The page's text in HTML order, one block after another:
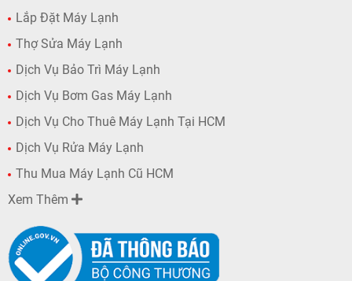
Lắp Đặt Máy Lạnh
Thợ Sửa Máy Lạnh
Dịch Vụ Bảo Trì Máy Lạnh
Dịch Vụ Bơm Gas Máy Lạnh
Dịch Vụ Cho Thuê Máy Lạnh Tại HCM
Dịch Vụ Rửa Máy Lạnh
Thu Mua Máy Lạnh Cũ HCM
Xem Thêm